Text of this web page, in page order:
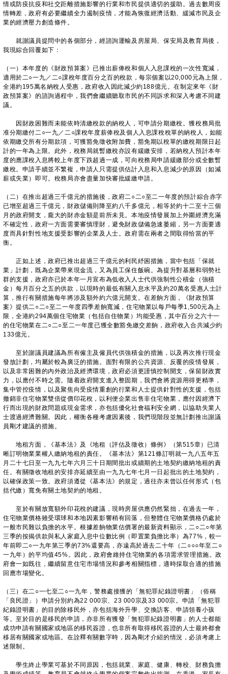
情或防疫抗疫和社交距離措施影響的行業和市民提供適切的援助。過去數周疫
情轉差，政府有必要繼續全力遏制疫情，才能為恢復經濟活動、緩減市民及企
業的經濟壓力創造條件。
就謝議員提問中的各個部分，經諮詢運輸及房屋局、保安局及教育局後，
我現綜合回覆如下：
（一）本年度的《財政預算案》已推出薪俸稅和個人入息課稅的一次性寬減，
適用於二○一九／二○課稅年度百分之百的稅款，每宗個案以20,000元為上限，
全港約195萬名納稅人受惠，政府收入因此減少約188億元。在制定來年《財
政預算案》的諮詢過程中，我們會繼續聽取市民的不同訴求和深入考慮不同建
議。
因財政困難而未能依時清繳稅款的納稅人，可申請分期繳稅。獲稅務局批
准分期繳付二○一九／二○課稅年度薪俸稅及個人入息課稅稅單的納稅人，如能
依期繳交所有分期款項，可獲豁免徵收附加費，豁免期以稅單的繳稅期限日起
計的一年為上限。此外，稅務局就暫繳稅亦設有緩繳安排，若納稅人預計本年
度的應課稅入息將較上年度下跌超過一成，可向稅務局申請緩繳部分或全數暫
繳稅。申請手續並不繁複，申請人只需提供估計入息和入息減少的原因（如減
薪或失業）即可。稅務局亦會盡量加快審批緩繳申請。
（二）在推出超過三千億元的措施後，政府二○二○至二一年度的預計綜合赤字
已增至超過三千億元，財政儲備則降至約八千多億元，相等於約十二至十三個
月的政府開支，龐大的財赤金額是前所未見。本地疫情發展加上外圍經濟充滿
不確定性，政府一方面需要審慎理財，避免財政儲備急速萎縮，另一方面要適
度而具針對性地支援受影響的企業及人士。政府需在兩者之間取得恰當的平
衡。
正如上述，政府已推出超過三千億元的利民紓困措施，當中包括「保就
業」計劃，既為企業帶來現金流，又為員工保住飯碗。為提升對基層和弱勢社
群的支援，政府亦已於本年一月宣布為低收入人士代供強制性公積金（強積
金）每月百分之五的供款，以現時的最低有關入息水平及約20萬名受惠人士計
算，推行有關措施每年將涉及額外約六億元開支。在差餉方面，《財政預算
案》提供二○二○至二一年度四季差餉寬減，住宅物業以每戶每季1,500元為上
限，全港約294萬個住宅物業（包括自住物業）均能受惠，其中百分之六十一
的住宅物業在二○二○至二一年度已獲全數豁免繳交差餉，政府收入合共減少約
133億元。
至於謝議員建議為所有僱主及僱員代供強積金的措施，以及再次推行現金
發放計劃，均屬於較為廣泛的措施。面對有限的公共資源、反覆的疫情發展，
以及非常困難的內外政治及經濟環境，政府必須更謹慎控制開支，保留財政實
力，以應付不時之需。隨着政府開支進入整固期，我們會將資源用得更精準，
集中管控疫情，以及聚焦向受疫情重創的行業和人士提供針對性的支援，包括
撤銷非住宅物業雙倍從價印花稅，以利便企業出售非住宅物業，應付因經濟下
行而出現的財政問題或現金需求，亦包括優化社會福利安全網，以協助失業人
士渡過經濟難關。因此，權衡各種考慮因素後，我們現階段並無計劃推出謝議
員剛才建議的措施。
地租方面，《基本法》及《地租（評估及徵收）條例》（第515章）已清
晰訂明物業業權人繳納地租的責任。《基本法》第121條訂明就一九八五年五
月二十七日至一九九七年六月三十日期間批出或續期的土地契約繳納地租的責
任。有關徵收地租的安排亦延續至由一九九七年七月一日起批出的土地契約，
以確保政策一致。政府須遵從《基本法》的規定，過往亦未曾以任何形式（包
括代繳）寬免有關土地契約的地租。
至於有關放寬額外印花稅的建議，現時房屋供應仍然緊拙，在過去一年，
住宅物業價格雖受環球和本地因素影響稍有回落，但整體住宅物業價格仍處於
一般市民難以負擔的水平。根據差餉物業估價署的最新資料顯示，二○二○年第
三季的按揭供款與私人家庭入息中位數比例（即置業負擔比率）為77%，較一
年前即二○一九年第三季的73%還要高，亦遠高於過去二十年（二○○○年至二○
一九年）的平均值45%。因此，政府會維持住宅物業的各項需求管理措施。政
府會一如既往，繼續留意住宅市場情況和參考相關指標，適時採取合適的措施
回應市場變化。
（三）在二○一七至二○一九年，警務處接獲的「無犯罪紀錄證明書」（俗稱
「良民證」）申請分別約為22 000宗、23 000宗及33 000宗。申請「無犯罪
紀錄證明書」的目的除移民外，亦包括海外升學、交換訪客、申請領養小孩
等。至於目的是移民的申請，亦非所有獲發「無犯罪紀錄證明書」的人士都能
成功申請有關國家或地區的移民簽證，也非所有取得移民簽證的人士最終都會
移居有關國家或地區。在詮釋有關數字時，因為剛才介紹的情況，必須考慮上
述限制。
學生終止學業可基於不同原因，包括就業、家庭、健康、轉校、財務負擔